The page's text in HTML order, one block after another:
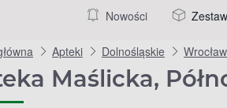
Nowości
Apteki Dolnośląskie Wrocław
Maślicka,